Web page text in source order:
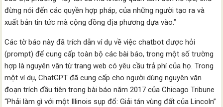
đừng nói đến các quyền hợp pháp, của những người tạo ra và
xuất bản tin tức mà cộng đồng địa phương dựa vào.”
Các tờ báo này đã trích dẫn ví dụ về việc chatbot được hỏi
(prompt) để cung cấp toàn bộ các bài báo, trong một số trường
hợp là nguyên văn từ trang web có yêu cầu trả phí của họ. Trong
một ví dụ, ChatGPT đã cung cấp cho người dùng nguyên văn
đoạn trích đầu tiên trong bài báo năm 2017 của Chicago Tribune
“Phải làm gì với một Illinois sụp đổ: Giải tán vùng đất của Lincoln”